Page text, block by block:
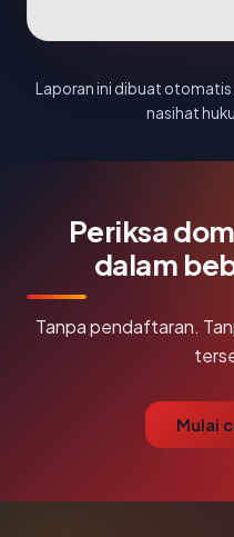
Laporan ini dibuat otomatis
nasihat
Periksa
dalam
Tanpa pendaftaran.
Mulai